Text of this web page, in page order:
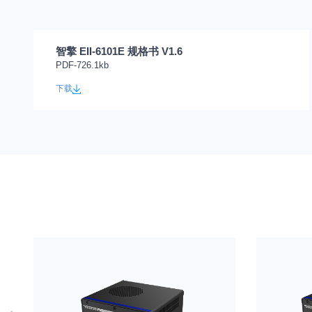
智擎 EII-6101E 规格书 V1.6
PDF-726.1kb
下载